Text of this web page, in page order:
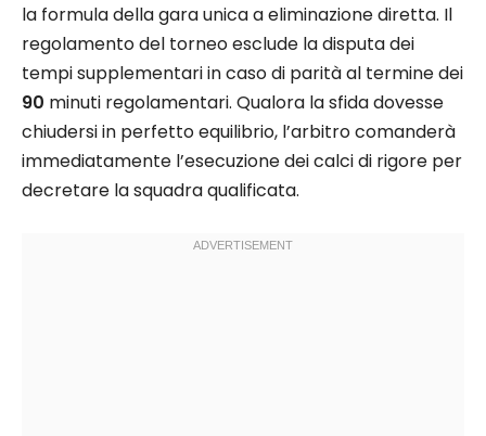
la formula della gara unica a eliminazione diretta. Il
regolamento del torneo esclude la disputa dei
tempi supplementari in caso di parità al termine dei
90 minuti regolamentari. Qualora la sfida dovesse
chiudersi in perfetto equilibrio, l’arbitro comanderà
immediatamente l’esecuzione dei calci di rigore per
decretare la squadra qualificata.